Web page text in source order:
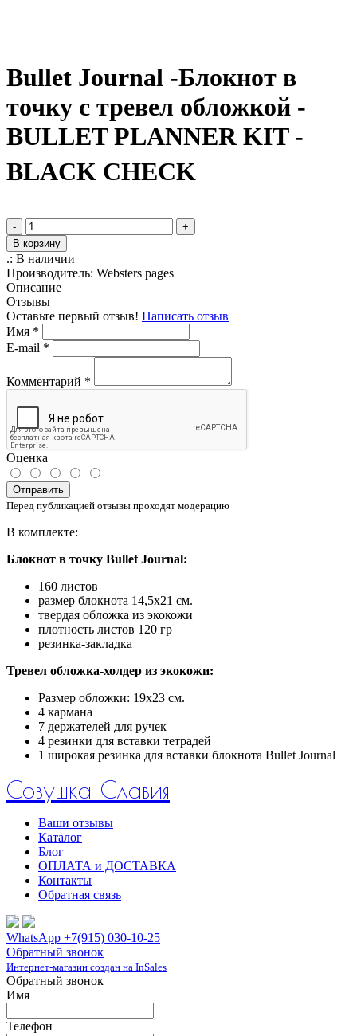
Bullet Journal -Блокнот в
точку с тревел обложкой -
BULLET PLANNER KIT -
BLACK CHECK
-
+
В корзину
.: В наличии
Производитель: Websters pages
Описание
Отзывы
Оставьте первый отзыв! Написать отзыв
Имя *
E-mail *
Комментарий *
Оценка
Отправить
Перед публикацией отзывы проходят модерацию
В комплекте:
Блокнот в точку Bullet Journal:
160 листов
размер блокнота 14,5х21 см.
твердая обложка из экокожи
плотность листов 120 гр
резинка-закладка
Тревел обложка-холдер из экокожи:
Размер обложки: 19х23 см.
4 кармана
7 держателей для ручек
4 резинки для вставки тетрадей
1 широкая резинка для вставки блокнота Bullet Journal
Совушка Славия
Ваши отзывы
Каталог
Блог
ОПЛАТА и ДОСТАВКА
Контакты
Обратная связь
WhatsApp +7(915) 030-10-25
Обратный звонок
Интернет-магазин создан на InSales
Обратный звонок
Имя
Телефон